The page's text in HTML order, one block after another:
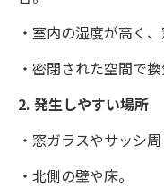
・室内の湿度が高く
・密閉された空間で
2. 発生しやすい場所
・窓ガラスやサッシ周
・北側の壁や床。